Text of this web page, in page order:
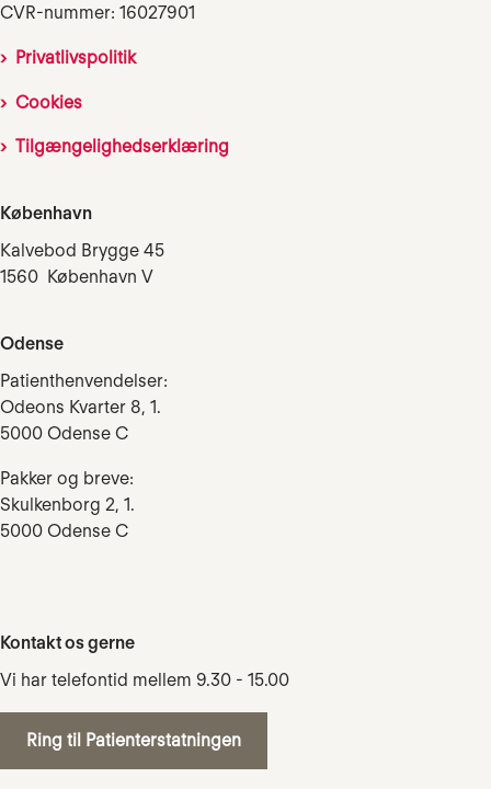
CVR-nummer: 16027901
Privatlivspolitik
Cookies
Tilgængelighedserklæring
København
Kalvebod Brygge 45
1560 København V
Odense
Patienthenvendelser:
Odeons Kvarter 8, 1.
5000 Odense C
Pakker og breve:
Skulkenborg 2, 1.
5000 Odense C
Kontakt os gerne
Vi har telefontid mellem 9.30 - 15.00
Ring til Patienterstatningen